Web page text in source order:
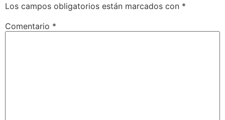
Los campos obligatorios están marcados con *
Comentario *